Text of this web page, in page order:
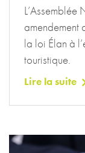
amendement
la loi Élan à
touristique.
Lire la suite